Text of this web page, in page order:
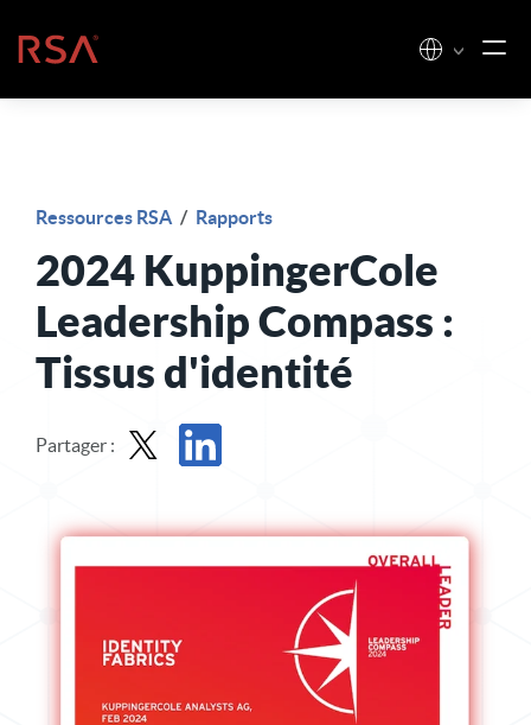
Accueil
Ressources RSA / Rapports
2024 KuppingerCole
Leadership Compass :
Tissus d'identité
Partager :